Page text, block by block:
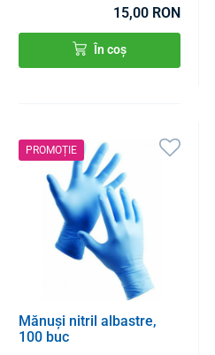
15,00 RON
În coș
PROMOȚIE
Mănuși nitril albastre,
100 buc